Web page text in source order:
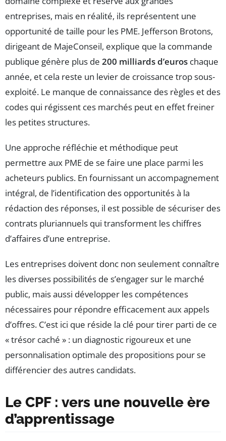
entreprises, mais en réalité, ils représentent une
opportunité de taille pour les PME. Jefferson Brotons,
dirigeant de MajeConseil, explique que la commande
publique génère plus de 200 milliards d’euros chaque
année, et cela reste un levier de croissance trop sous-
exploité. Le manque de connaissance des règles et des
codes qui régissent ces marchés peut en effet freiner
les petites structures.
Une approche réfléchie et méthodique peut
permettre aux PME de se faire une place parmi les
acheteurs publics. En fournissant un accompagnement
intégral, de l’identification des opportunités à la
rédaction des réponses, il est possible de sécuriser des
contrats pluriannuels qui transforment les chiffres
d’affaires d’une entreprise.
Les entreprises doivent donc non seulement connaître
les diverses possibilités de s’engager sur le marché
public, mais aussi développer les compétences
nécessaires pour répondre efficacement aux appels
d’offres. C’est ici que réside la clé pour tirer parti de ce
« trésor caché » : un diagnostic rigoureux et une
personnalisation optimale des propositions pour se
différencier des autres candidats.
Le CPF : vers une nouvelle ère
d’apprentissage